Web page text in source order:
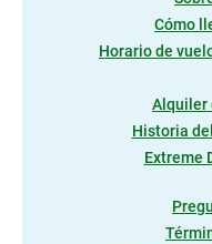
Cómo
Horario de
Alquiler
Historia
Extreme